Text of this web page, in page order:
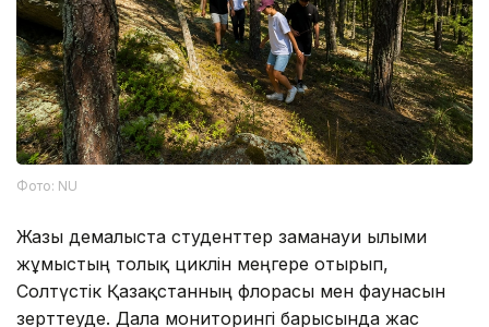
Фото: NU
Жазғы демалыста студенттер заманауи ғылыми
жұмыстың толық циклін меңгере отырып,
Солтүстік Қазақстанның флорасы мен фаунасын
зерттеуде. Дала мониторингі барысында жас